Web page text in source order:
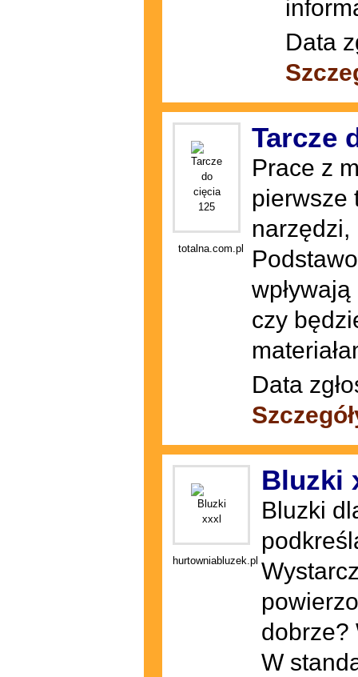
Data
totalna.com.pl
Tarcze
Prace z
pierwsze
czy
Data
hurtowniabluzek.pl
Bluzki
Bluzki
dobrze?
W